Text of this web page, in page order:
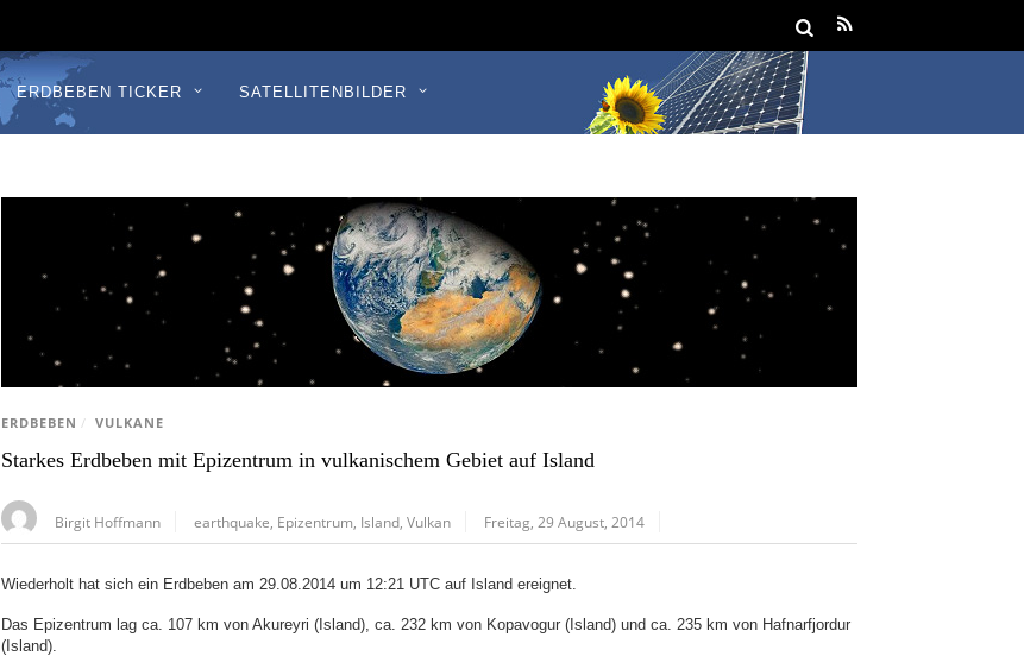
ERDBEBEN TICKER SATELLITENBILDER
ERDBEBEN / VULKANE
Starkes Erdbeben mit Epizentrum in vulkanischem Gebiet auf Island
Birgit Hoffmann earthquake Epizentrum Island ,Vulkan Freitag, 29 August, 2014
Wiederholt hat sich ein Erdbeben am 29.08.2014 um 12:21 UTC auf Island ereignet.
Das Epizentrum lag ca. 107 km von Akureyri (Island), ca. 232 km von Kopavogur (Island) und ca. 235 km von Hafnarfjordur
(Island).